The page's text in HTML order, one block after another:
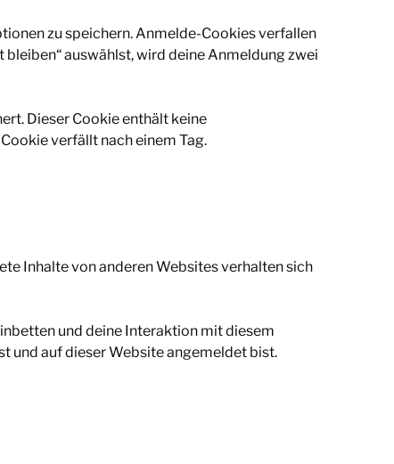
zu speichern. Anmelde-Cookies verfallen
auswählst, wird deine Anmeldung zwei
Dieser Cookie enthält keine
verfällt nach einem Tag.
Inhalte von anderen Websites verhalten sich
und deine Interaktion mit diesem
und auf dieser Website angemeldet bist.